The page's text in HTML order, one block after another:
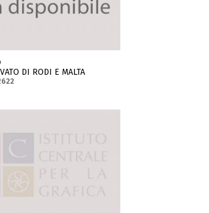
DI RODI E MALTA